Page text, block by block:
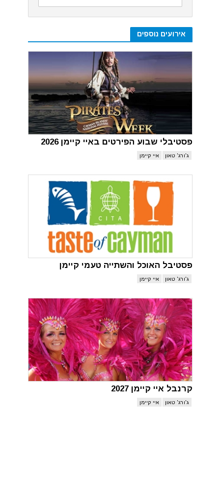
אירועים נוספים
פסטיבלי שבוע הפירטים באיי קיימן 2026
ג'ורג' טאון איי קיימן
פסטיבל האוכל והשתייה טעמי קיימן
ג'ורג' טאון איי קיימן
קרנבל איי קיימן 2027
ג'ורג' טאון איי קיימן